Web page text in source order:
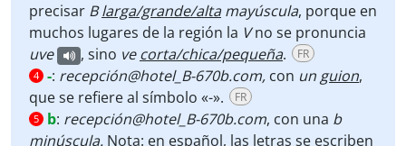
precisar Blarga/grande/altamayúscula, porque en
muchos lugares de la región la Vno se pronuncia
uve
, sino vecorta/chica/pequeña. FR
4 -: recepción@hotel_B-670b.com, con un guion,
que se refiere al símbolo «-».
FR
5 b: recepción@hotel_B-670b.com, con una b
minúscula. Nota: en español, las letras se escriben